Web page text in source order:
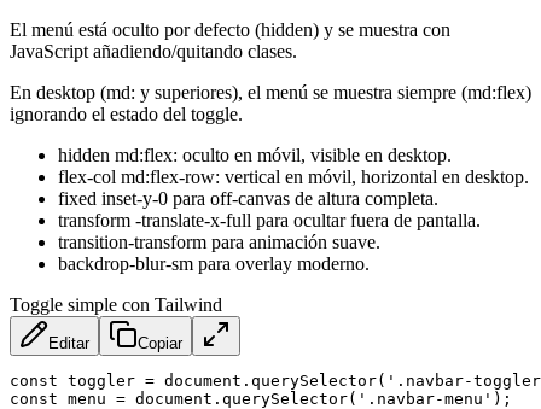
El menú está oculto por defecto (hidden) y se muestra con
JavaScript añadiendo/quitando clases.
En desktop (md: y superiores), el menú se muestra siempre (md:flex)
ignorando el estado del toggle.
hidden md:flex: oculto en móvil, visible en desktop.
flex-col md:flex-row: vertical en móvil, horizontal en desktop.
fixed inset-y-0 para off-canvas de altura completa.
transform -translate-x-full para ocultar fuera de pantalla.
transition-transform para animación suave.
backdrop-blur-sm para overlay moderno.
Toggle simple con Tailwind
Editar Copiar
const toggler = document . querySelector( '.navbar-
const menu = document . querySelector( '.navbar-menu' ) ;